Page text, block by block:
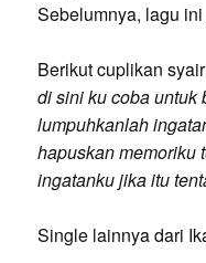
Sebelumnya, lagu
Berikut cuplikan
di sini ku coba untuk
lumpuhkanlah
hapuskan memoriku
ingatanku jika itu
Single lainnya dari